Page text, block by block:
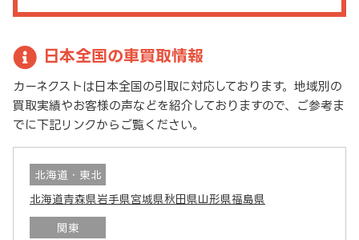
日本全国の車買取情報
カーネクストは日本全国の引取に対応しております。地域別の
買取実績やお客様の声などを紹介しておりますので、ご参考ま
でに下記リンクからご覧ください。
北海道・東北
北海道青森県岩手県宮城県秋田県山形県福島県
関東